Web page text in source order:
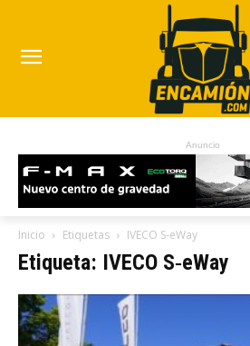
Anuncio
Inicio Etiquetas IVECO S‑eWay
Etiqueta: IVECO S‑eWay